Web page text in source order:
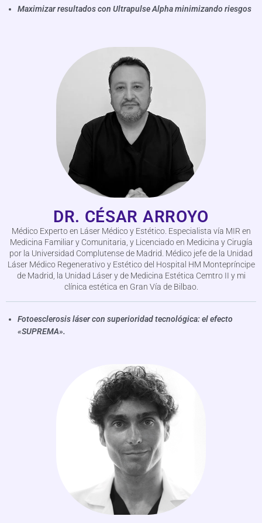
Maximizar resultados con Ultrapulse Alpha minimizando riesgos
DR. CÉSAR ARROYO
Médico Experto en Láser Médico y Estético. Especialista vía MIR en
Medicina Familiar y Comunitaria, y Licenciado en Medicina y Cirugía
por la Universidad Complutense de Madrid. Médico jefe de la Unidad
Láser Médico Regenerativo y Estético del Hospital HM Montepríncipe
de Madrid, la Unidad Láser y de Medicina Estética Cemtro II y mi
clínica estética en Gran Vía de Bilbao.
Fotoesclerosis láser con superioridad tecnológica: el efecto
«SUPREMA».